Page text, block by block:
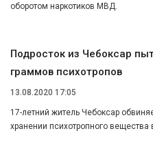
оборотом наркотиков МВД.
Подросток из Чебоксар
граммов психотропов
13.08.2020 17:05
17-летний житель Чебоксар
хранении психотропного вещества